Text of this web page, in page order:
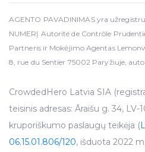
AGENTO PAVADINIMAS yra
NUMERĮ Autorité de Contrôle
Partneris ir Mokėjimo Agentas
8, rue du Sentier 75002 Paryžiuje,
CrowdedHero Latvia SIA
teisinis adresas: Āraišu g. 34,
kruporiškumo paslaugų teikėja (
06.15.01.806/120, išduota 2022